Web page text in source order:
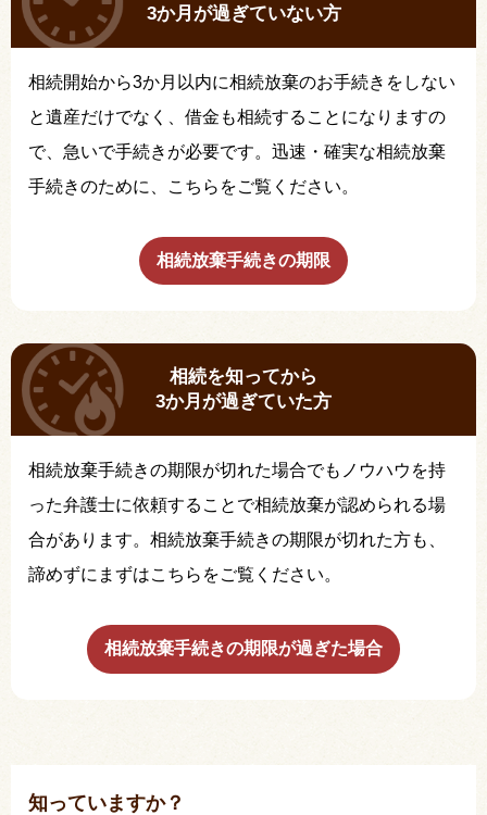
3か月が過ぎていない方
相続開始から3か月以内に相続放棄のお手続きをしない
と遺産だけでなく、借金も相続することになりますの
で、急いで手続きが必要です。迅速・確実な相続放棄
手続きのために、こちらをご覧ください。
相続放棄手続きの期限
相続を知ってから
3か月が過ぎていた方
相続放棄手続きの期限が切れた場合でもノウハウを持
った弁護士に依頼することで相続放棄が認められる場
合があります。相続放棄手続きの期限が切れた方も、
諦めずにまずはこちらをご覧ください。
相続放棄手続きの期限が過ぎた場合
知っていますか？